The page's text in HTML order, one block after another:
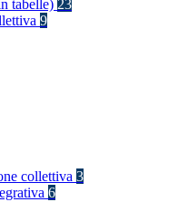
tabelle) 23
9
collettiva 3
6